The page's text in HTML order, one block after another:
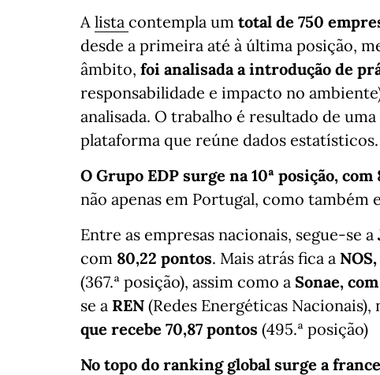
A lista contempla um total de 750
desde a primeira até à última posição,
âmbito, foi analisada a introdução de
responsabilidade e impacto no
analisada. O trabalho é resultado de
plataforma que reúne dados estatísticos.
O Grupo EDP surge na 10ª posição,
não apenas em Portugal, como também
Entre as empresas nacionais, segue-se a
com 80,22 pontos. Mais atrás fica a
(367.ª posição), assim como a Sonae,
se a REN (Redes Energéticas Nacionais),
que recebe 70,87 pontos (495.ª posição)
No topo do ranking global surge a